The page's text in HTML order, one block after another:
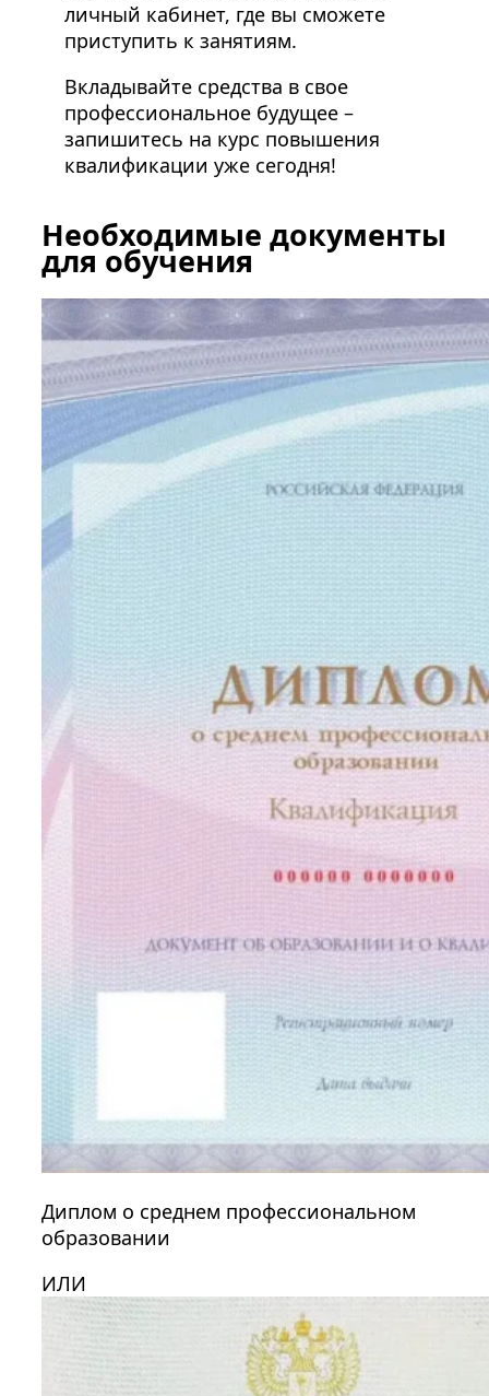
личный кабинет, где вы сможете
приступить к занятиям.
Вкладывайте средства в свое
профессиональное будущее –
запишитесь на курс повышения
квалификации уже сегодня!
Необходимые документы
для обучения
Диплом о среднем профессиональном
образовании
ИЛИ